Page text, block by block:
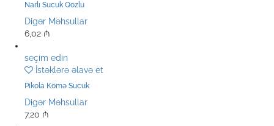
Narlı Sucuk Qozlu
Digər Məhsullar
6,02 ₼
seçim edin
İstəklərə əlavə et
Pikola Kömə Sucuk
Digər Məhsullar
7,20 ₼